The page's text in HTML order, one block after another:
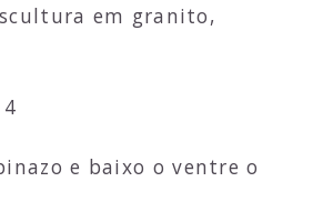
em granito,
e baixo o ventre o